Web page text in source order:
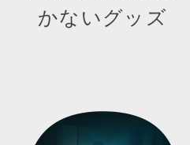
かないグッズ